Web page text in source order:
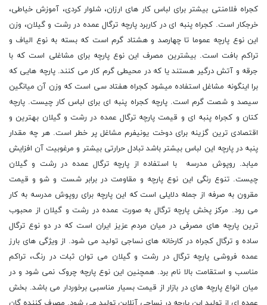
کجراه فلامنتی بیشتر برای لباس کار های ارزان، شلوار کردی، آموزش خیاطی،
خرجکار است. کجراه پنبه ای در کاربرد پارچه ترگال عمده در رشت و گیلان، وزن
این نوع پارچه عموما تا چهارصد و هشتاد گرم است که بسته به نوع الیاف و
تراکم بافت است. بیشترین مصرف این نوع پارچه برای مشاغلی است که با
جرقه و آتش درگیر هستند یا که در محیطی گرم کار می کنند. پارچه هایی که
برا اینگونه مشاغل استفاده میشود کجراه هفتاد سی است که وزن آن میانگین
سیصد و شصت گرم است. پارچه کجراه پنبه ای برای لباس کار چیست. پارچه
کتان و کجراه پنبه ای و قیمت پارچه ترگال عمده در رشت و گیلان بهترین و
اقتصادی ترین گزینه برای دوخت یونیفرم مشاغل پر خطر است. هر چه مقدار
پنبه در پارچه این لباس بیشتر باشد تبادل حرارتی بیشتر و مرغوبیت آن افزایش
میابد. روپوش مدرسه با استفاده از پارچه ترگال عمده در رشت و گیلان
چیست. تنوع رنگی این نوع پارچه و مقاومت در برابر شست و شو و قیمت
مقرون به صرفه از جمله دلایلی است که این پارچه برای روپوش مدرسه به کار
می رود. مرکز پخش پارچه ترگال به صورت عمده در رشت و گیلان از محبوب
ترین پارچه های مصرفی در میان مردم عزیز ایران است که در دو نوع ترگال
ساده و ترگال کجراه در کارخانه های نساجی تولید می شود. از ویژگی های بارز
عمده فروشی پارچه ترگال در رشت و گیلان می توان ثبات در رنگ، تراکم
مناسب و استقامت بالا نام برد. همچنین این نوع پارچه چروک نمی شود و در
میان انواع پارچه های در بازار از قیمت بسیار مناسبی برخوردار می باشد. بخش